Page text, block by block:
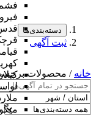
دسته‌بندی‌ها
ثبت آگهی
خانه / محصولات